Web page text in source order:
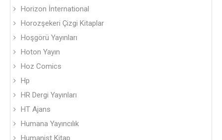
Horizon İnternational
Horozşekeri Çizgi Kitaplar
Hoşgörü Yayınları
Hoton Yayın
Hoz Comics
Hp
HR Dergi Yayınları
HT Ajans
Humana Yayıncılık
Humanist Kitap